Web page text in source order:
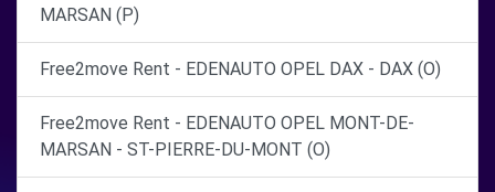
MARSAN (P)
Free2move Rent - EDENAUTO OPEL DAX - DAX (O)
Free2move Rent - EDENAUTO OPEL MONT-DE-
MARSAN - ST-PIERRE-DU-MONT (O)